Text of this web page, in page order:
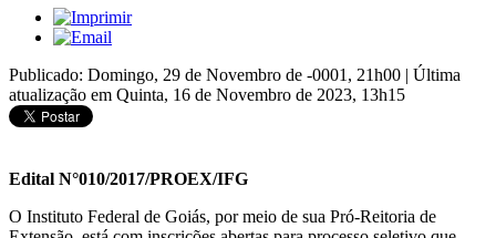
Publicado: Domingo, 29 de Novembro de -0001, 21h00 | Última
atualização em Quinta, 16 de Novembro de 2023, 13h15
Edital N°010/2017/PROEX/IFG
O Instituto Federal de Goiás, por meio de sua Pró-Reitoria de